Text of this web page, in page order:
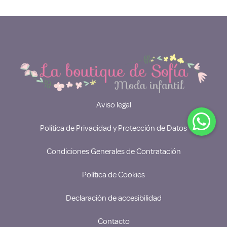
Aviso legal
Política de Privacidad y Protección de Datos
Condiciones Generales de Contratación
Política de Cookies
Declaración de accesibilidad
Contacto